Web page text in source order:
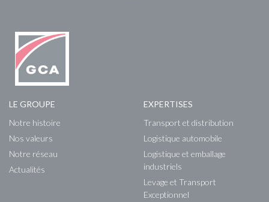
LE GROUPE
Notre histoire
Nos valeurs
Notre réseau
Actualités
EXPERTISES
Transport et distribution
Logistique automobile
Logistique et emballage
industriels
Levage et Transport
Exceptionnel